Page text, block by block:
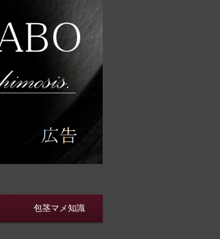
包茎マメ知識